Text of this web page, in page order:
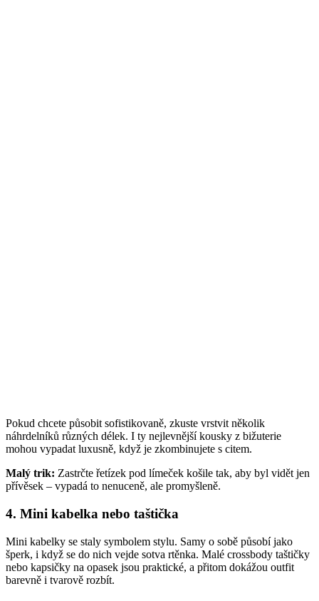
Pokud chcete působit sofistikovaně, zkuste vrstvit několik
náhrdelníků různých délek. I ty nejlevnější kousky z bižuterie
mohou vypadat luxusně, když je zkombinujete s citem.
Malý trik: Zastrčte řetízek pod límeček košile tak, aby byl vidět jen
přívěsek – vypadá to nenuceně, ale promyšleně.
4. Mini kabelka nebo taštička
Mini kabelky se staly symbolem stylu. Samy o sobě působí jako
šperk, i když se do nich vejde sotva rtěnka. Malé crossbody taštičky
nebo kapsičky na opasek jsou praktické, a přitom dokážou outfit
barevně i tvarově rozbít.